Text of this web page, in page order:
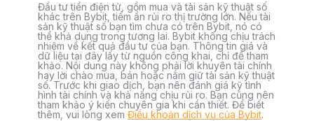
Đầu tư tiền điện tử, gồm mua và tài sản kỹ thuật số
khác trên Bybit, tiềm ẩn rủi ro thị trường lớn. Nếu tài
sản kỹ thuật số bạn tìm chưa có trên Bybit, nó có
thể khả dụng trong tương lai. Bybit không chịu trách
nhiệm về kết quả đầu tư của bạn. Thông tin giá và
dữ liệu tại đây lấy từ nguồn công khai, chỉ để tham
khảo. Nội dung này không phải lời khuyên tài chính
hay lời chào mua, bán hoặc nắm giữ tài sản kỹ thuật
số. Trước khi giao dịch, bạn nên đánh giá kỹ tình
hình tài chính và khả năng chịu rủi ro. Bạn cũng nên
tham khảo ý kiến chuyên gia khi cần thiết. Để biết
thêm, vui lòng xem Điều khoản dịch vụ của Bybit.